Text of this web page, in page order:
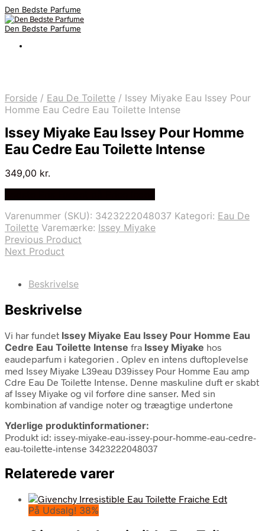
Den Bedste Parfume
Den Bedste Parfume
Forside / Eau De Toilette / Issey Miyake Eau Issey Pour
Homme Eau Cedre Eau Toilette Intense
Issey Miyake Eau Issey Pour Homme
Eau Cedre Eau Toilette Intense
349,00 kr.
Varenummer (SKU): 3423222048037 Kategori: Eau De
Toilette Varemærke: Issey Miyake
Previous Product
Next Product
Beskrivelse
Beskrivelse
Vi har fundet Issey Miyake Eau Issey Pour Homme Eau
Cedre Eau Toilette Intense fra Issey Miyake hos
eaudeparfum i kategorien . Oplev en intens duftoplevelse
med Issey Miyake L39eau D39issey Pour Homme Eau amp
Cdre Eau De Toilette Intense. Denne maskuline duft er skabt
af Issey Miyake og vil forføre dine sanser. Med sin
kombination af vandige noter og træagtige undertone
Yderlige produktinformationer:
Produkt id: issey-miyake-eau-issey-pour-homme-eau-cedre-
eau-toilette-intense 3423222048037
Relaterede varer
På Udsalg! 38%